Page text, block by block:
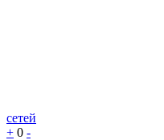
сетей
+ 0 -